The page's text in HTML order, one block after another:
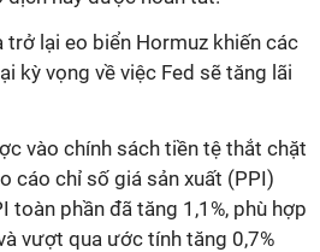
trở lại eo biển Hormuz khiến các
kỳ vọng về việc Fed sẽ tăng lãi
vào chính sách tiền tệ thắt chặt
cáo chỉ số giá sản xuất (PPI)
toàn phần đã tăng 1,1%, phù hợp
vượt qua ước tính tăng 0,7%